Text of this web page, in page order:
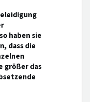
haben sie
dass die
größer das